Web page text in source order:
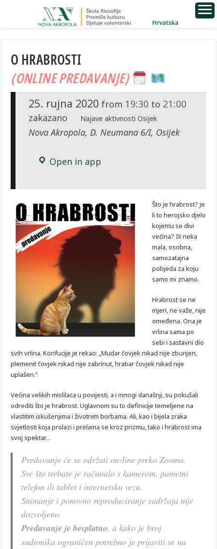
O HRABROSTI
(ONLINE PREDAVANJE)
25. rujna 2020 from 19:30 to 21:00
zakazano Najave aktivnosti Osijek
Nova Akropola, D. Neumana 6/I, Osijek
Open in app
Što je hrabrost? Je
li to herojsko djelo
kojemu se divi
većina? Ili neka
mala, osobna,
samozatajna
pobjeda za koju
samo mi znamo.
Hrabrost se ne
mjeri, ne važe, nije
omeđena. Ona je
vrlina sama po
sebi i sastavni dio
svih vrlina. Konfucije je rekao: „Mudar čovjek nikad nije zbunjen,
plemenit čovjek nikad nije zabrinut, hrabar čovjek nikad nije
uplašen.“
Većina velikih mislilaca u povijesti, a i mnogi današnji, su pokušali
odrediti što je hrabrost. Uglavnom su to definicije temeljene na
vlastitim iskušenjima i životnim borbama. Ali, kao i bijela zraka
svjetlosti koja prolazi i prelama se kroz prizmu, tako i hrabrost ima
svoj spektar…
Predavanje će se održati on-line preko Zooma.
Sve što trebate je računalo s kamerom, pametni
telefon ili tablet i internetsku vezu.
Snimanje i ponovno reproduciranje sadržaja nije
dozvoljeno.
Predavanje je besplatno, a kako je broj
sudionika ograničen potrebno je prijaviti se na